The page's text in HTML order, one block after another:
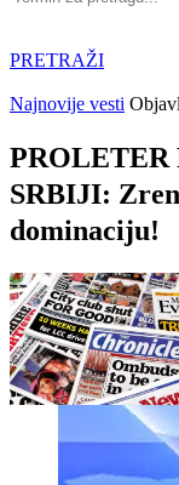
PRETRAŽI
Najnovije vesti
PROLETER
SRBIJI:
dominaciju!